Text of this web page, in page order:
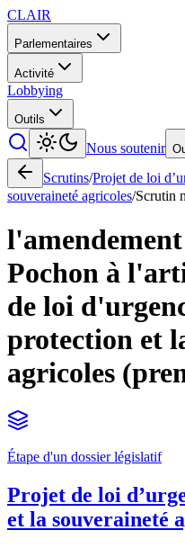
CLAIR
Parlementaires
Activité
Lobbying
Outils
Nous soutenir
Scrutins/Projet de loi
souveraineté agricoles/Scrutin
Pochon à
de loi
protection et
agricoles
Étape d'un dossier législatif
Projet de loi
et la souveraineté